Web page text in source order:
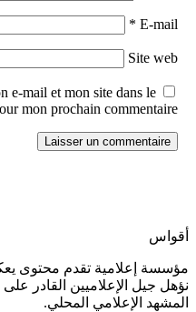
E-mail
*
Site web
e-mail et mon site dans le
mon prochain commentaire.
أقواس
مؤسسة إعلامية تقدم محتوى
نؤهل جيل الإعلاميين القادر
المشهد الإعلامي المحلي.